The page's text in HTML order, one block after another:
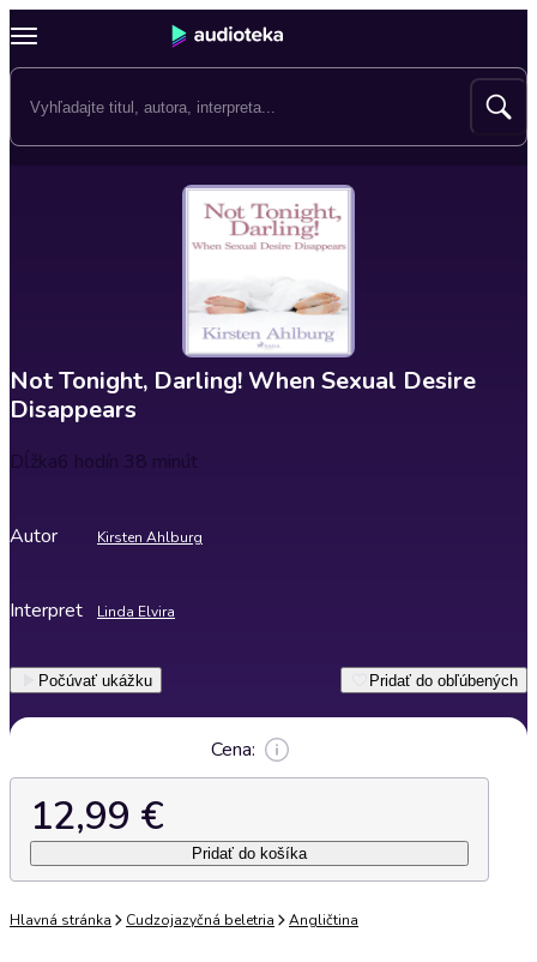
Not Tonight, Darling! When Sexual Desire
Disappears
Dĺžka6 hodín 38 minút
Autor Kirsten Ahlburg
Interpret Linda Elvira
Počúvať ukážku Pridať do obľúbených
Cena:
12,99 €
Pridať do košíka
Hlavná stránka Cudzojazyčná beletria Angličtina